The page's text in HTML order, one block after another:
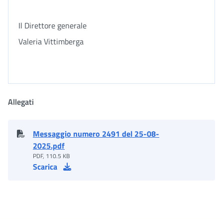
Il Direttore generale
Valeria Vittimberga
Allegati
Messaggio numero 2491 del 25-08-
2025.pdf
PDF, 110.5 KB
Scarica